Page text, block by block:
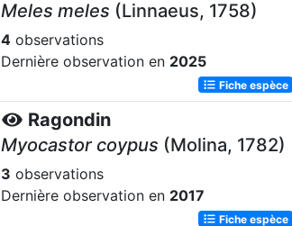
Meles meles (Linnaeus, 1758)
4 observations
Dernière observation en 2025
Fiche espèce
Ragondin
Myocastor coypus (Molina, 1782)
3 observations
Dernière observation en 2017
Fiche espèce